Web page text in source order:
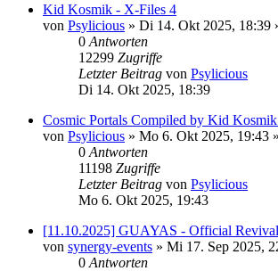
Kid Kosmik - X-Files 4
von Psylicious » Di 14. Okt 2025, 18:39
0 Antworten
12299 Zugriffe
Letzter Beitrag von Psylicious
Di 14. Okt 2025, 18:39
Cosmic Portals Compiled by Kid
von Psylicious » Mo 6. Okt 2025, 19:43
0 Antworten
11198 Zugriffe
Letzter Beitrag von Psylicious
Mo 6. Okt 2025, 19:43
[11.10.2025] GUAYAS - Official
von synergy-events » Mi 17. Sep 2025,
0 Antworten